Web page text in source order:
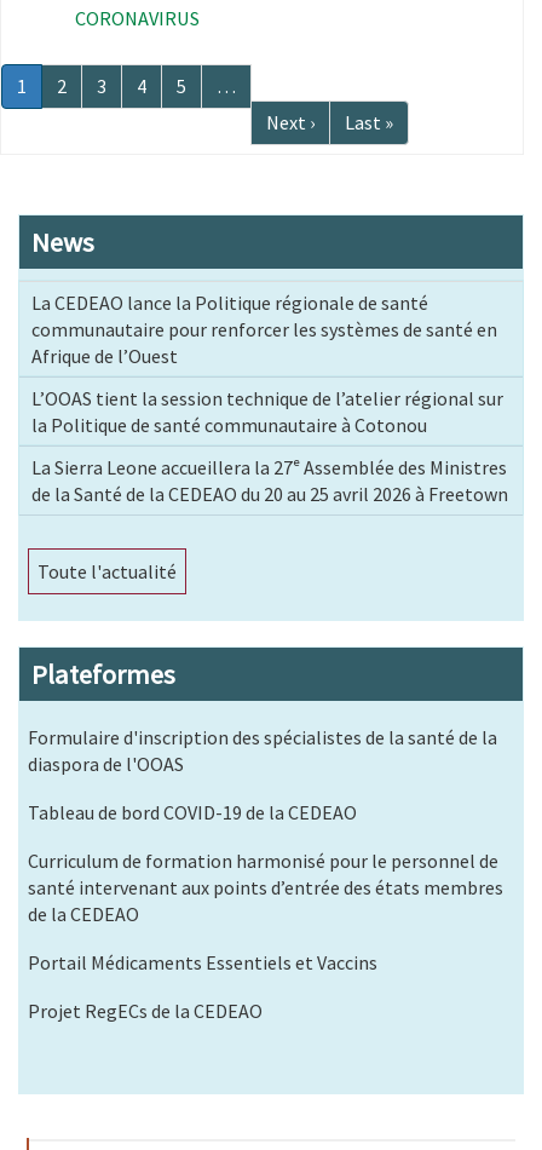
CORONAVIRUS
Pagination
Page
courante
1 Page
2 Page
3 Page
4 Page
5
…
Page
suivante
Next ›
Dernière
page
Last »
News
La CEDEAO lance la Politique régionale de santé
communautaire pour renforcer les systèmes de santé en
Afrique de l’Ouest
L’OOAS tient la session technique de l’atelier régional sur
la Politique de santé communautaire à Cotonou
La Sierra Leone accueillera la 27ᵉ Assemblée des Ministres
de la Santé de la CEDEAO du 20 au 25 avril 2026 à Freetown
Toute l'actualité
Plateformes
Formulaire d'inscription des spécialistes de la santé de la
diaspora de l'OOAS
Tableau de bord COVID-19 de la CEDEAO
Curriculum de formation harmonisé pour le personnel de
santé intervenant aux points d’entrée des états membres
de la CEDEAO
Portail Médicaments Essentiels et Vaccins
Projet RegECs de la CEDEAO